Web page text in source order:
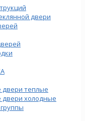
двери
двери теплые
холодные